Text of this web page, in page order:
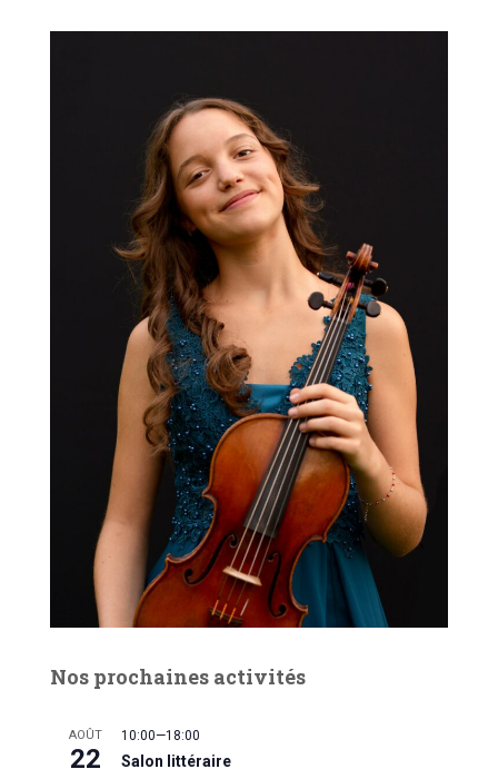
Nos prochaines activités
AOÛT
22
10:00—18:00
Salon littéraire